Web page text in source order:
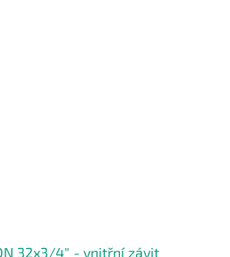
32x3/4" - vnitřní závit